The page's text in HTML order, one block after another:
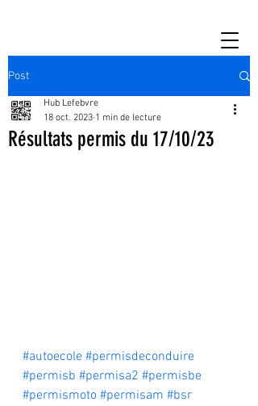
Post
Résultats permis du 17/10/23
Hub Lefebvre
18 oct. 2023 1 min de lecture
#autoecole #permisdeconduire
#permisb #permisa2 #permisbe
#permismoto #permisam #bsr